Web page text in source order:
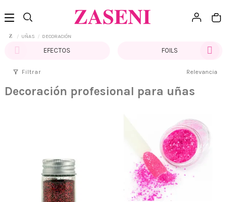
UÑAS DECORACIÓN
EFECTOS FOILS
filter_alt Filtrar Relevancia
Decoración profesional para uñas